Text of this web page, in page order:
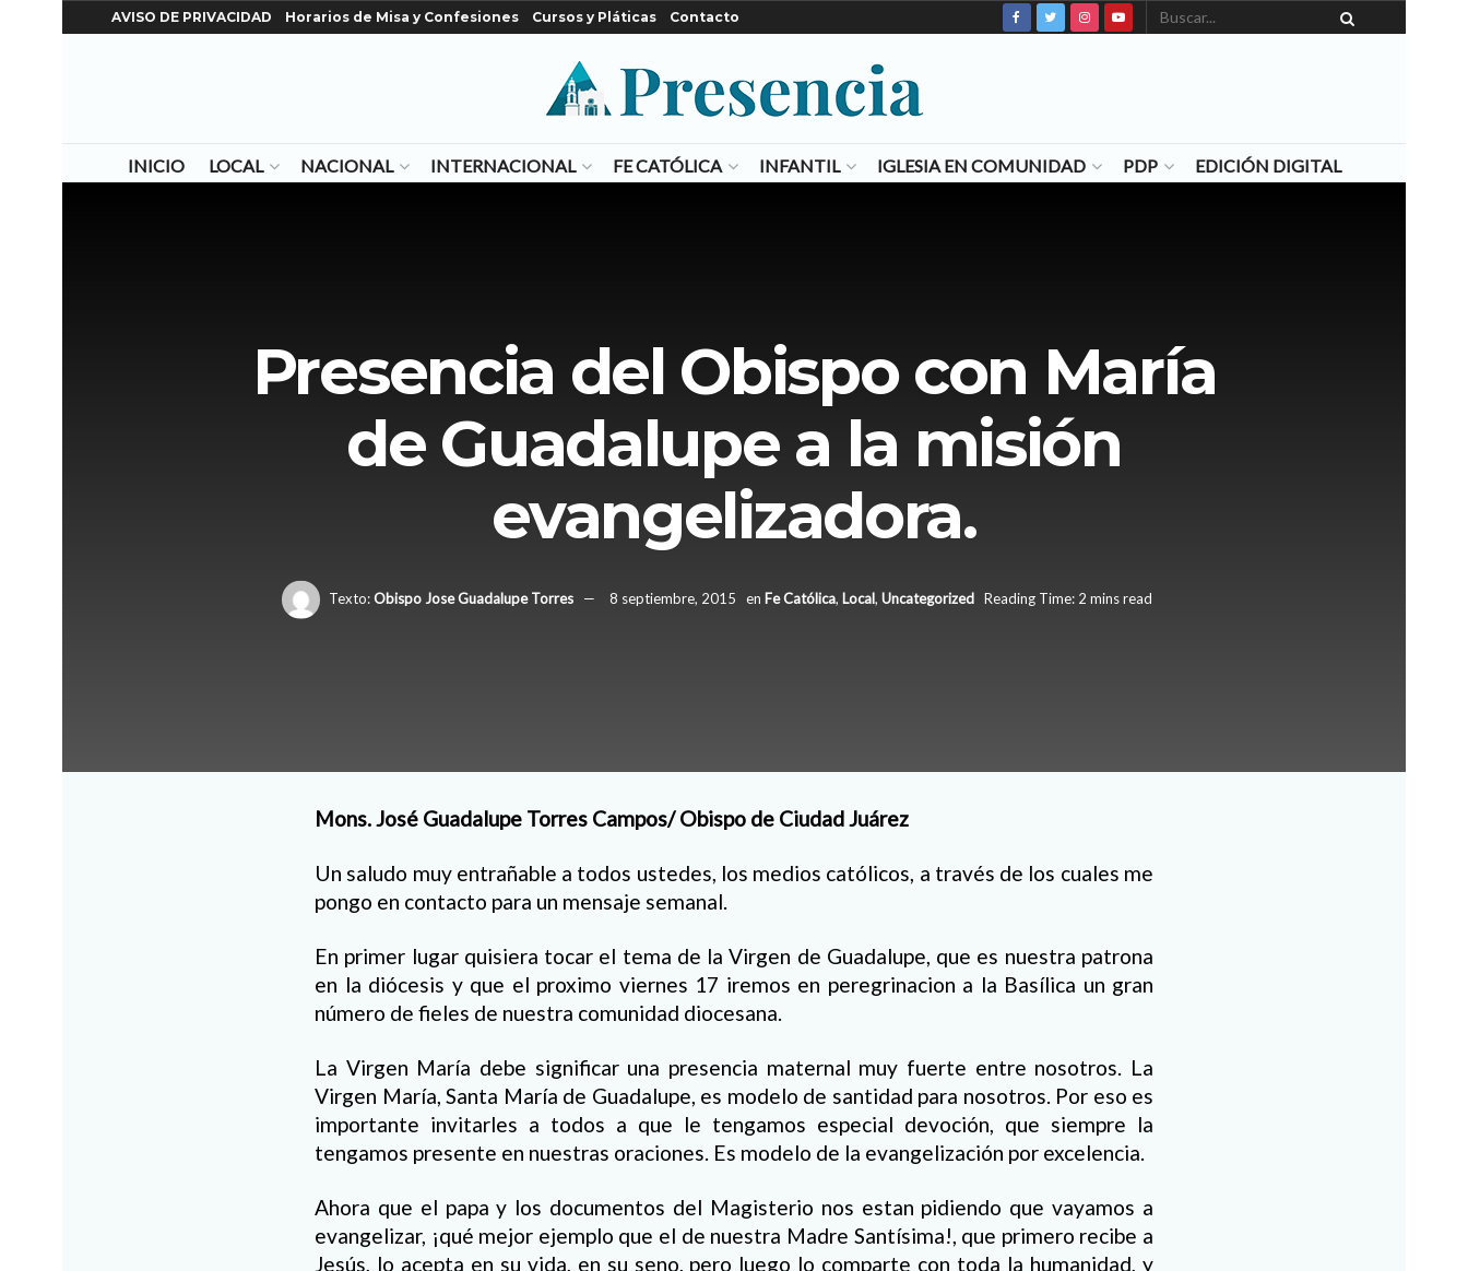
AVISO DE PRIVACIDAD Horarios de Misa y Confesiones Cursos y Pláticas Contacto
INICIO LOCAL NACIONAL INTERNACIONAL FE CATÓLICA INFANTIL IGLESIA EN COMUNIDAD PDP EDICIÓN DIGITAL
Presencia del Obispo con María
de Guadalupe a la misión
evangelizadora.
Texto:Obispo Jose Guadalupe Torres 8 septiembre, 2015 en Fe Católica, Local, Uncategorized Reading Time: 2 mins read
Mons. José Guadalupe Torres Campos/ Obispo de Ciudad Juárez
Un saludo muy entrañable a todos ustedes, los medios católicos, a través de los cuales me
pongo en contacto para un mensaje semanal.
En primer lugar quisiera tocar el tema de la Virgen de Guadalupe, que es nuestra patrona
en la diócesis y que el proximo viernes 17 iremos en peregrinacion a la Basílica un gran
número de fieles de nuestra comunidad diocesana.
La Virgen María debe significar una presencia maternal muy fuerte entre nosotros. La
Virgen María, Santa María de Guadalupe, es modelo de santidad para nosotros. Por eso es
importante invitarles a todos a que le tengamos especial devoción, que siempre la
tengamos presente en nuestras oraciones. Es modelo de la evangelización por excelencia.
Ahora que el papa y los documentos del Magisterio nos estan pidiendo que vayamos a
evangelizar, ¡qué mejor ejemplo que el de nuestra Madre Santísima!, que primero recibe a
Jesús, lo acepta en su vida, en su seno, pero luego lo comparte con toda la humanidad, y